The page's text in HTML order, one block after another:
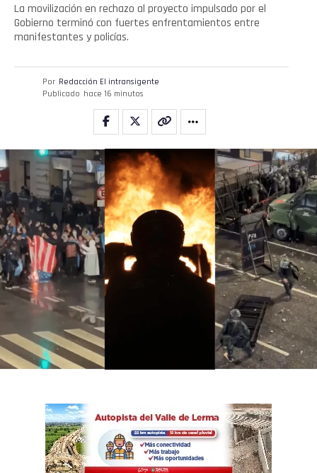
La movilización en rechazo al proyecto impulsado por el
Gobierno terminó con fuertes enfrentamientos entre
manifestantes y policías.
Por Redacción El intransigente
Publicado hace 16 minutos